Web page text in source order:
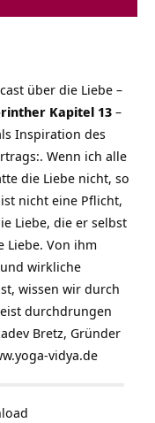
über die Liebe –
Kapitel 13 –
Inspiration des
Wenn ich alle
die Liebe nicht, so
nicht eine Pflicht,
Liebe, die er selbst
Liebe. Von ihm
wirkliche
wissen wir durch
durchdrungen
Bretz, Gründer
vidya.de